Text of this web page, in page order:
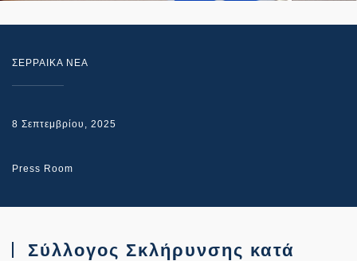
ΣΕΡΡΑΙΚΑ ΝΕΑ
8 Σεπτεμβρίου, 2025
Press Room
Σύλλογος Σκλήρυνσης κατά